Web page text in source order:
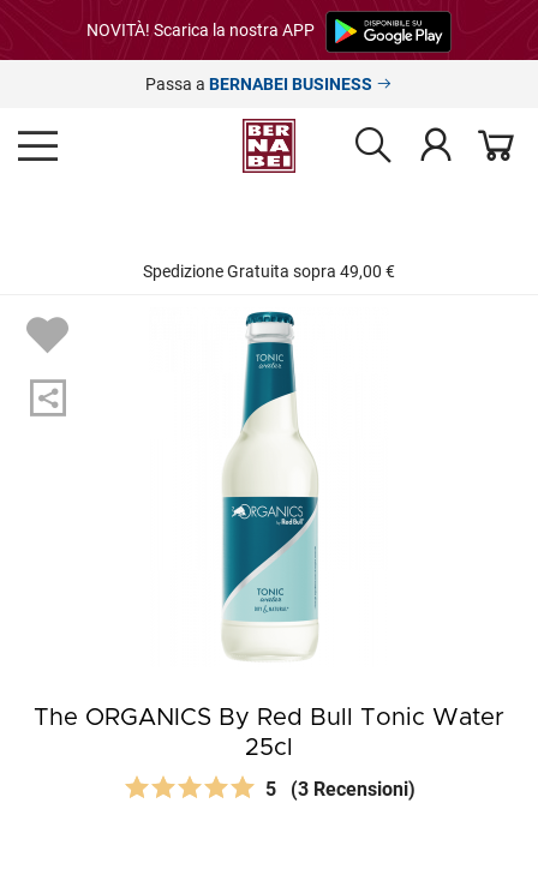
NOVITÀ! Scarica la nostra APP
Passa a BERNABEI BUSINESS
Spedizione Gratuita sopra 49,00 €
The ORGANICS By Red Bull Tonic Water
25cl
5 (3 Recensioni)